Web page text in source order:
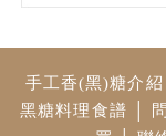
手工香(黑)糖介紹
黑糖料理食譜